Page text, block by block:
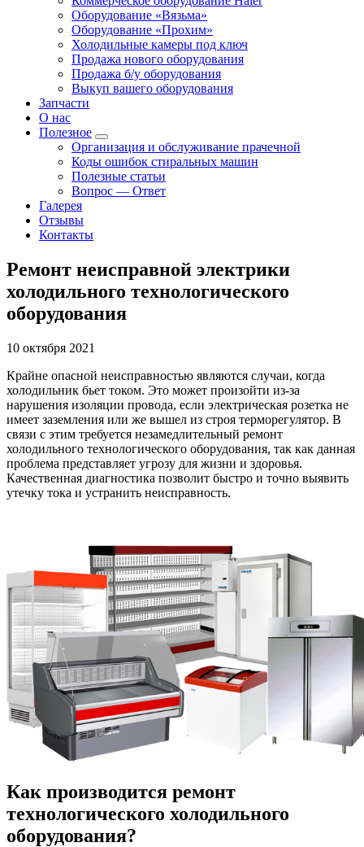
Оборудование «Вязьма»
Оборудование «Прохим»
Холодильные камеры под ключ
Продажа нового оборудования
Продажа б/у оборудования
Выкуп вашего оборудования
Запчасти
О нас
Полезное
Организация и обслуживание прачечной
Коды ошибок стиральных машин
Полезные статьи
Вопрос — Ответ
Галерея
Отзывы
Контакты
Ремонт неисправной электрики
холодильного технологического
оборудования
10 октября 2021
Крайне опасной неисправностью являются случаи, когда
холодильник бьет током. Это может произойти из-за
нарушения изоляции провода, если электрическая розетка не
имеет заземления или же вышел из строя терморегулятор. В
связи с этим требуется незамедлительный ремонт
холодильного технологического оборудования, так как данная
проблема представляет угрозу для жизни и здоровья.
Качественная диагностика позволит быстро и точно выявить
утечку тока и устранить неисправность.
Как производится ремонт
технологического холодильного
оборудования?